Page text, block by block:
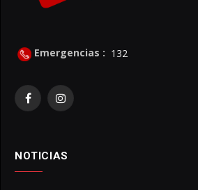
Emergencias : 132
FacebookInstagram
NOTICIAS